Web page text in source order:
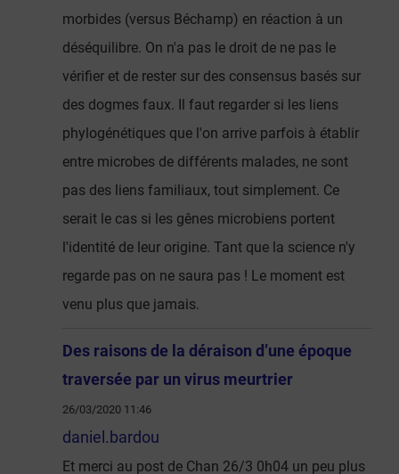
morbides (versus Béchamp) en réaction à un
déséquilibre. On n'a pas le droit de ne pas le
vérifier et de rester sur des consensus basés sur
des dogmes faux. Il faut regarder si les liens
phylogénétiques que l'on arrive parfois à établir
entre microbes de différents malades, ne sont
pas des liens familiaux, tout simplement. Ce
serait le cas si les gênes microbiens portent
l'identité de leur origine. Tant que la science n'y
regarde pas on ne saura pas ! Le moment est
venu plus que jamais.
Des raisons de la déraison d’une époque
traversée par un virus meurtrier
26/03/2020 11:46
daniel.bardou
Et merci au post de Chan 26/3 0h04 un peu plus